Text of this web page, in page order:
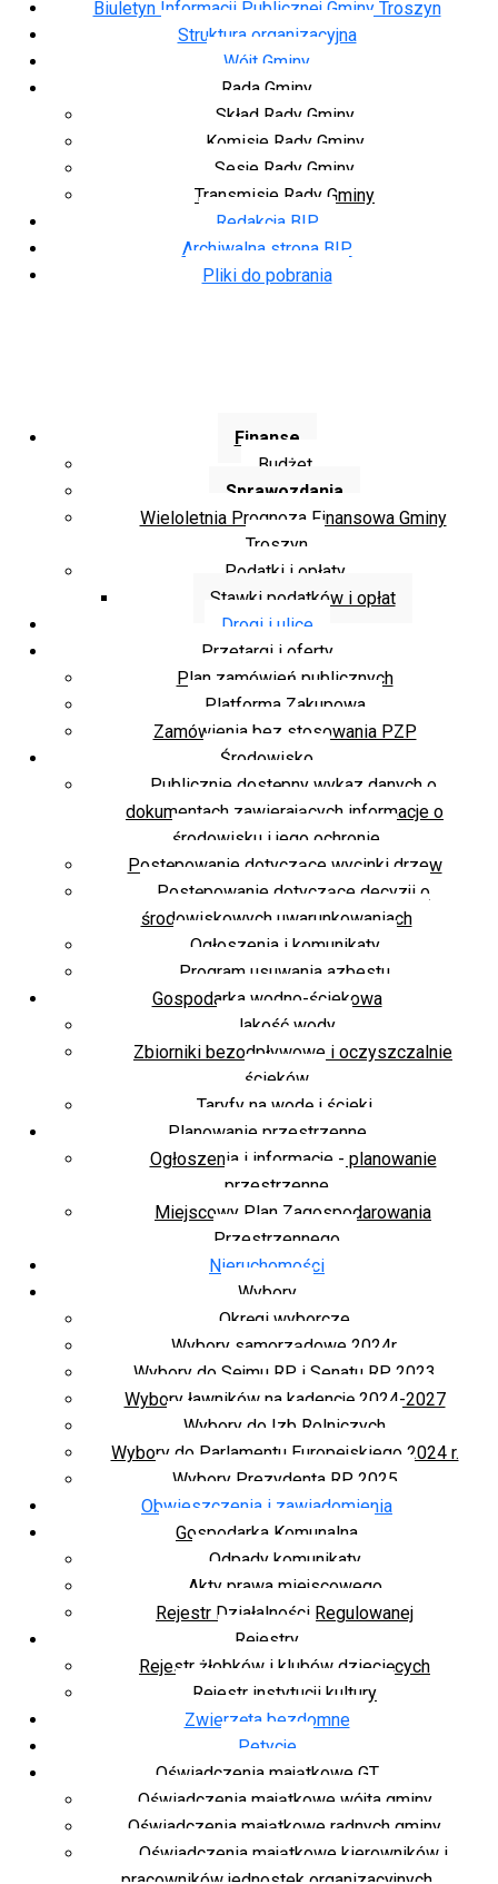
Biuletyn Informacji Publicznej Gminy Troszyn
Struktura organizacyjna
Wójt Gminy
Rada Gminy
Skład Rady Gminy
Komisje Rady Gminy
Sesje Rady Gminy
Transmisje Rady Gminy
Redakcja BIP
Archiwalna strona BIP
Pliki do pobrania
Finanse
Budżet
Sprawozdania
Wieloletnia Prognoza Finansowa Gminy
Troszyn
Podatki i opłaty
Stawki podatków i opłat
Drogi i ulice
Przetargi i oferty
Plan zamówień publicznych
Platforma Zakupowa
Zamówienia bez stosowania PZP
Środowisko
Publicznie dostępny wykaz danych o
dokumentach zawierających informacje o
środowisku i jego ochronie
Postępowanie dotyczące wycinki drzew
Postępowanie dotyczące decyzji o
środowiskowych uwarunkowaniach
Ogłoszenia i komunikaty
Program usuwania azbestu
Gospodarka wodno-ściekowa
Jakość wody
Zbiorniki bezodpływowe i oczyszczalnie
ścieków
Taryfy na wodę i ścieki
Planowanie przestrzenne
Ogłoszenia i informacje - planowanie
przestrzenne
Miejscowy Plan Zagospodarowania
Przestrzennego
Nieruchomości
Wybory
Okręgi wyborcze
Wybory samorządowe 2024r.
Wybory do Sejmu RP i Senatu RP 2023
Wybory ławników na kadencję 2024-2027
Wybory do Izb Rolniczych
Wybory do Parlamentu Europejskiego 2024 r.
Wybory Prezydenta RP 2025
Obwieszczenia i zawiadomienia
Gospodarka Komunalna
Odpady komunikaty
Akty prawa miejscowego
Rejestr Działalności Regulowanej
Rejestry
Rejestr żłobków i klubów dziecięcych
Rejestr instytucji kultury
Zwierzęta bezdomne
Petycje
Oświadczenia majątkowe GT
Oświadczenia majątkowe wójta gminy
Oświadczenia majątkowe radnych gminy
Oświadczenia majątkowe kierowników i